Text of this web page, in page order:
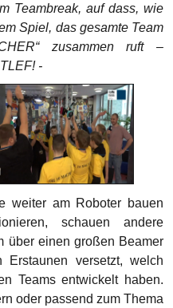
Teambreak, auf dass, wie
Spiel, das gesamte Team
zusammen ruft –
-
weiter am Roboter bauen
schauen andere
über einen großen Beamer
versetzt, welch
Teams entwickelt haben.
oder passend zum Thema